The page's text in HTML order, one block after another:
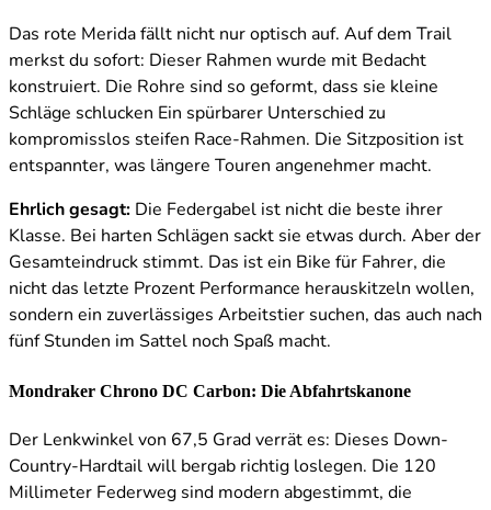
Das rote Merida fällt nicht nur optisch auf. Auf dem Trail
merkst du sofort: Dieser Rahmen wurde mit Bedacht
konstruiert. Die Rohre sind so geformt, dass sie kleine
Schläge schlucken Ein spürbarer Unterschied zu
kompromisslos steifen Race-Rahmen. Die Sitzposition ist
entspannter, was längere Touren angenehmer macht.
Ehrlich gesagt: Die Federgabel ist nicht die beste ihrer
Klasse. Bei harten Schlägen sackt sie etwas durch. Aber der
Gesamteindruck stimmt. Das ist ein Bike für Fahrer, die
nicht das letzte Prozent Performance herauskitzeln wollen,
sondern ein zuverlässiges Arbeitstier suchen, das auch nach
fünf Stunden im Sattel noch Spaß macht.
Mondraker Chrono DC Carbon: Die Abfahrtskanone
Der Lenkwinkel von 67,5 Grad verrät es: Dieses Down-
Country-Hardtail will bergab richtig loslegen. Die 120
Millimeter Federweg sind modern abgestimmt, die